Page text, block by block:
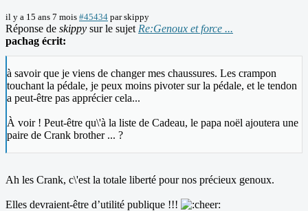
il y a 15 ans 7 mois #45434 parskippy
Réponse de skippy sur le sujet Re:Genoux et force ...
pachag écrit:
à savoir que je viens de changer mes chaussures. Les crampon
touchant la pédale, je peux moins pivoter sur la pédale, et le tendon
a peut-être pas apprécier cela...
À voir ! Peut-être qu\'à la liste de Cadeau, le papa noël ajoutera une
paire de Crank brother ... ?
Ah les Crank, c\'est la totale liberté pour nos précieux genoux.
Elles devraient-être d’utilité publique !!!